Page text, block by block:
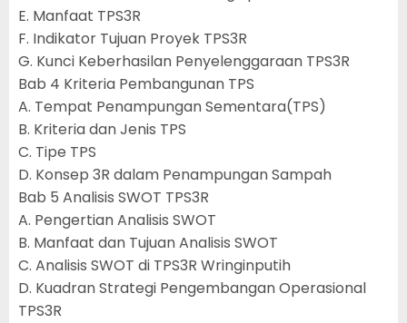
E. Manfaat TPS3R
F. Indikator Tujuan Proyek TPS3R
G. Kunci Keberhasilan Penyelenggaraan TPS3R
Bab 4 Kriteria Pembangunan TPS
A. Tempat Penampungan Sementara(TPS)
B. Kriteria dan Jenis TPS
C. Tipe TPS
D. Konsep 3R dalam Penampungan Sampah
Bab 5 Analisis SWOT TPS3R
A. Pengertian Analisis SWOT
B. Manfaat dan Tujuan Analisis SWOT
C. Analisis SWOT di TPS3R Wringinputih
D. Kuadran Strategi Pengembangan Operasional
TPS3R